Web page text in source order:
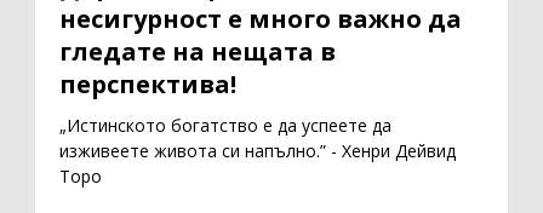
несигурност е много важно да
гледате на нещата в
перспектива!
„Истинското богатство е да успеете да
изживеете живота си напълно.” - Хенри Дейвид
Торо